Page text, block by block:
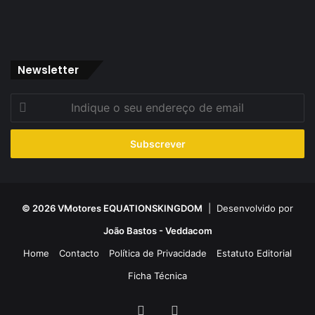
Newsletter
seu
de
© 2026 VMotores EQUATIONSKINGDOM | Desenvolvido por
João Bastos - Veddacom
Home
Contacto Política de Privacidade
Estatuto Editorial
Ficha Técnica
Facebook